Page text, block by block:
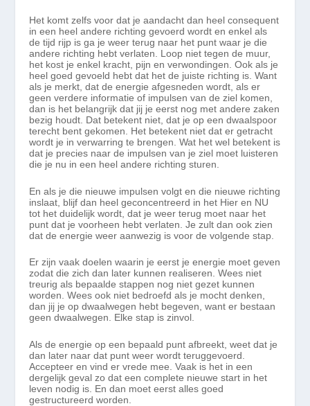
Het komt zelfs voor dat je aandacht dan heel consequent
in een heel andere richting gevoerd wordt en enkel als
de tijd rijp is ga je weer terug naar het punt waar je die
andere richting hebtverlaten. Loop niet tegen de muur,
het kost je enkel kracht, pijn en verwondingen. Ook als je
heel goed gevoeld hebt dat het de juiste richting is. Want
als je merkt, dat de energie afgesneden wordt, als er
geen verdere informatie of impulsen van de ziel komen,
dan is het belangrijk dat jij je eerst nog met andere zaken
bezig houdt. Dat betekent niet, dat je op een dwaalspoor
terecht bent gekomen. Het betekent niet dat er getracht
wordt je in verwarring te brengen. Wat het wel betekent is
dat je precies naar de impulsen van je ziel moet luisteren
die je nu in een heel andere richting sturen.
En als je die nieuwe impulsen volgt en die nieuwe richting
inslaat, blijf dan heel geconcentreerd in het Hier en NU
tot het duidelijk wordt, dat je weer terug moet naar het
punt dat je voorheen hebt verlaten. Je zult dan ook zien
dat de energie weer aanwezig is voor de volgende stap.
Er zijn vaak doelen waarin je eerst je energie moet geven
zodat die zich dan later kunnen realiseren.Wees niet
treurig als bepaalde stappen nog niet gezet kunnen
worden. Wees ook niet bedroefd als je mocht denken,
dan jij je op dwaalwegen hebt begeven, want er bestaan
geen dwaalwegen. Elke stap is zinvol.
Als de energie op een bepaald punt afbreekt, weet dat je
dan later naar dat punt weer wordt teruggevoerd.
Accepteer en vind er vrede mee. Vaak is het in een
dergelijk geval zo dat een complete nieuwe start in het
leven nodig is. En dan moet eerst alles goed
gestructureerd worden.